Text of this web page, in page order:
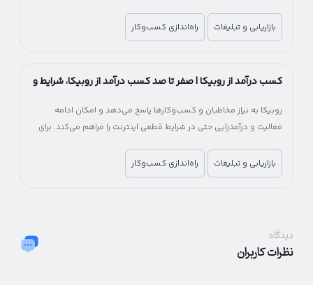
بازاریابی و تبلیغات
راه‌اندازی کسب‌وکار
کسب درآمد از روبیکا | صفر تا صد کسب درآمد از روبیکا، شرایط و
روبیکا به نیاز مخاطبان و کسب‌وکارها پاسخ می‌دهد و امکان ادامه
فعالیت و درآمدزایی حتی در شرایط قطعی اینترنت را فراهم می‌کند. برای
ارتباط با مشتریان خواهد بود.
بازاریابی و تبلیغات راه‌اندازی کسب‌وکار
دیدگاه
نظرات کاربران